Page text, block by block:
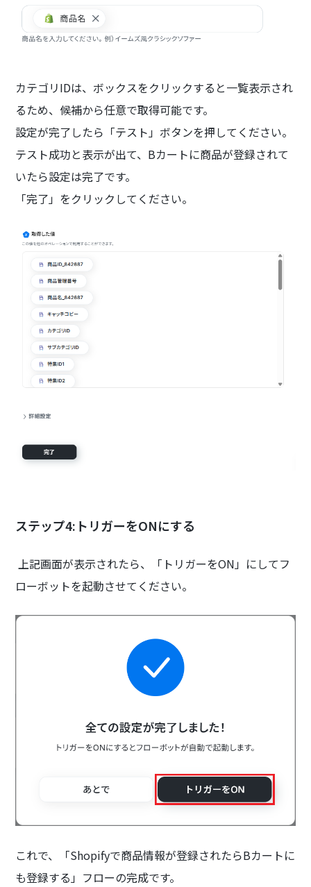
カテゴリIDは、ボックスをクリックすると一覧表示され
るため、候補から任意で取得可能です。
設定が完了したら「テスト」ボタンを押してください。
テスト成功と表示が出て、Bカートに商品が登録されて
いたら設定は完了です。
「完了」をクリックしてください。
ステップ4:トリガーをONにする
上記画面が表示されたら、「トリガーをON」にしてフ
ローボットを起動させてください。
これで、「Shopifyで商品情報が登録されたらBカートに
も登録する」フローの完成です。